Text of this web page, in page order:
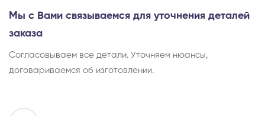
Мы с Вами связываемся для уточнения деталей
заказа
Согласовываем все детали. Уточняем нюансы,
договариваемся об изготовлении.